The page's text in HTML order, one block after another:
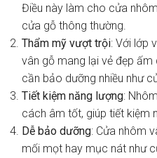
Điều này làm cho cửa
cửa gỗ thông thường.
Thẩm mỹ vượt trội: Với lớp
vân gỗ mang lại vẻ đẹp
cần bảo dưỡng nhiều như
Tiết kiệm năng lượng:
cách âm tốt, giúp tiết kiệm
Dễ bảo dưỡng: Cửa nhôm
mối mọt hay mục nát như